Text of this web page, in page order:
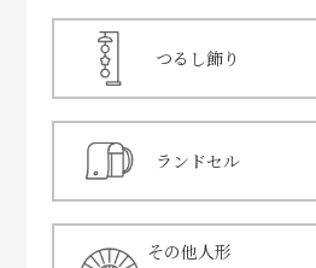
つるし飾り
ランドセル
その他人形
店舗一覧 展示会情報